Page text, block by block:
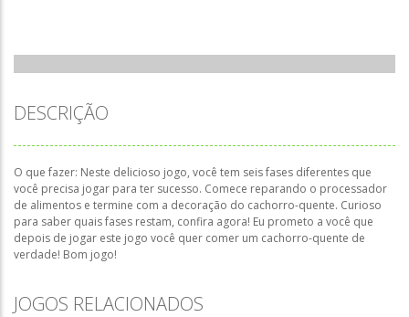
DESCRIÇÃO
O que fazer: Neste delicioso jogo, você tem seis fases diferentes que
você precisa jogar para ter sucesso. Comece reparando o processador
de alimentos e termine com a decoração do cachorro-quente. Curioso
para saber quais fases restam, confira agora! Eu prometo a você que
depois de jogar este jogo você quer comer um cachorro-quente de
verdade! Bom jogo!
JOGOS RELACIONADOS